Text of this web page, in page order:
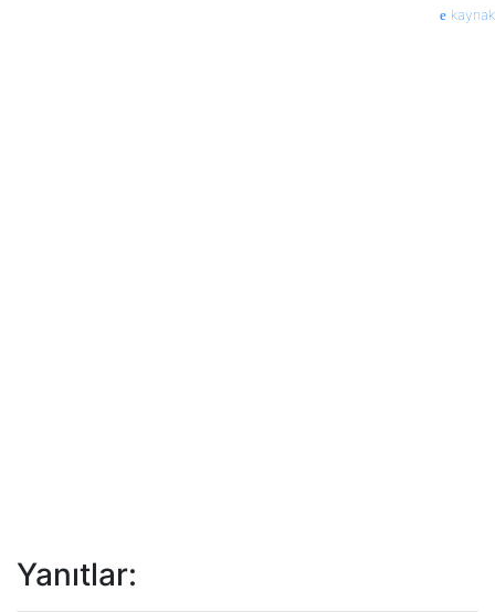
kaynak
Yanıtlar: